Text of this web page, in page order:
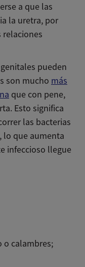
a que las
la uretra, por
pueden
son mucho más
que con pene,
Esto significa
las bacterias
lo que aumenta
infeccioso llegue
o calambres;